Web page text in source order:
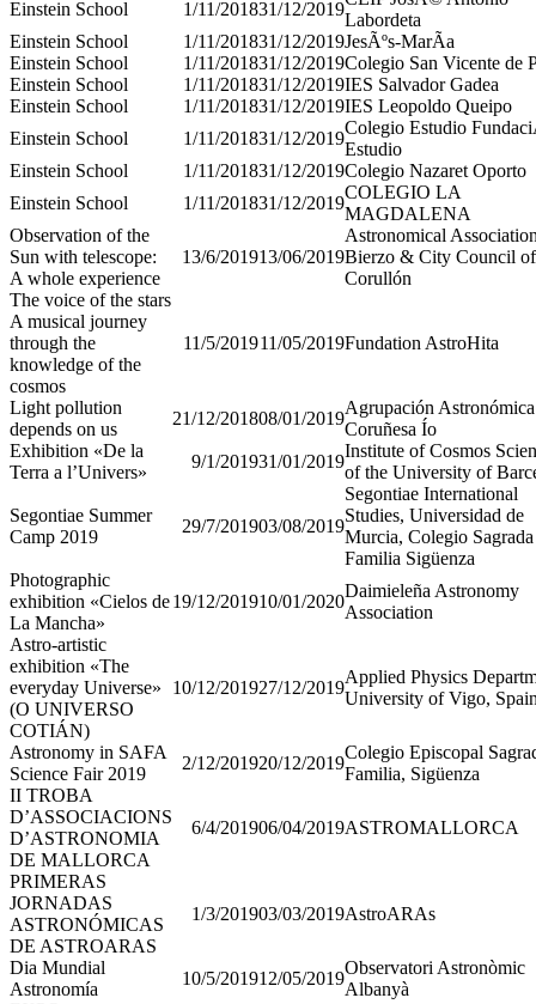
Einstein School
1/11/201831/12/2019
Labordeta
Einstein School
1/11/201831/12/2019JesÃºs-MarÃ­a
Einstein School
1/11/201831/12/2019Colegio San Vicente de
Einstein School
1/11/201831/12/2019IES Salvador Gadea
Einstein School
1/11/201831/12/2019IES Leopoldo Queipo
Einstein School
1/11/201831/12/2019
Colegio Estudio
Estudio
Einstein School
1/11/201831/12/2019Colegio Nazaret Oporto
Einstein School
1/11/201831/12/2019
COLEGIO LA
MAGDALENA
Observation of the
Sun with telescope:
A whole experience
13/6/201913/06/2019
Astronomical
Bierzo & City Council of
Corullón
The voice of the stars
A musical journey
through the
knowledge of the
cosmos
11/5/201911/05/2019Fundation AstroHita
Light pollution
depends on us
21/12/201808/01/2019
Agrupación Astronómica
Coruñesa Ío
Exhibition «De la
Terra a l’Univers»
9/1/201931/01/2019
Institute of Cosmos
of the University of
Segontiae Summer
Camp 2019
29/7/201903/08/2019
Segontiae International
Studies, Universidad de
Murcia, Colegio Sagrada
Familia Sigüenza
Photographic
exhibition «Cielos de
La Mancha»
19/12/201910/01/2020
Daimieleña Astronomy
Association
Astro-artistic
exhibition «The
everyday Universe»
(O UNIVERSO
COTIÁN)
10/12/201927/12/2019
Applied Physics
University of Vigo,
Astronomy in SAFA
Science Fair 2019
2/12/201920/12/2019
Colegio Episcopal
Familia, Sigüenza
II TROBA
D’ASSOCIACIONS
D’ASTRONOMIA
DE MALLORCA
6/4/201906/04/2019ASTROMALLORCA
PRIMERAS
JORNADAS
ASTRONÓMICAS
DE ASTROARAS
1/3/201903/03/2019AstroARAs
Dia Mundial
Astronomía
10/5/201912/05/2019
Observatori Astronòmic
Albanyà